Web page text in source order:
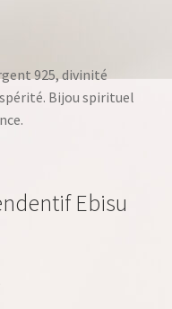
925, divinité
Bijou spirituel
Ebisu